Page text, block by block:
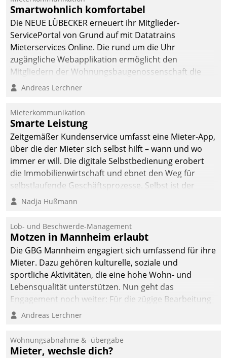
bestehend aus
Wohnungsunternehmen
und PropTech.
Smartwohnlich komfortabel
Die NEUE LÜBECKER erneuert ihr Mitglieder-
ServicePortal von Grund auf mit Datatrains
Mieterservices Online. Die rund um die Uhr
zugängliche Webapplikation ermöglicht den
Mitgliedern der Wohnungs­bau­genossenschaft die
Kontaktaufnahme per Smartphone, Tablet oder PC.
Andreas Lerchner
Mieterkommunikation
Smarte Leistung
Zeitgemäßer Kundenservice umfasst eine Mieter-App,
über die der Mieter sich selbst hilft – wann und wo
immer er will. Die digitale Selbstbedienung erobert
die Immobilienwirtschaft und ebnet den Weg für
selbstlaufende Geschäftsprozesse. Selbst ist der
Kunde und smart der Serviceanbieter.
Nadja Hußmann
Lob- und Beschwerde-Management
Motzen in Mannheim erlaubt
Die GBG Mannheim engagiert sich umfassend für ihre
Mieter. Dazu gehören kulturelle, soziale und
sportliche Aktivitäten, die eine hohe Wohn- und
Lebensqualität unterstützen. Nun geht das
Engagement noch weiter: Für die zügige Bearbeitung
von Beschwerden – oder Lob – richtet das
und Beschwerde-Management einen eigenen Kanal
ein.
Andreas Lerchner
Wohnungsabnahme & -übergabe
Mieter, wechsle dich?